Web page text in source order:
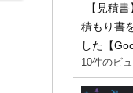
【見積
積もり書
した【
10件のビ